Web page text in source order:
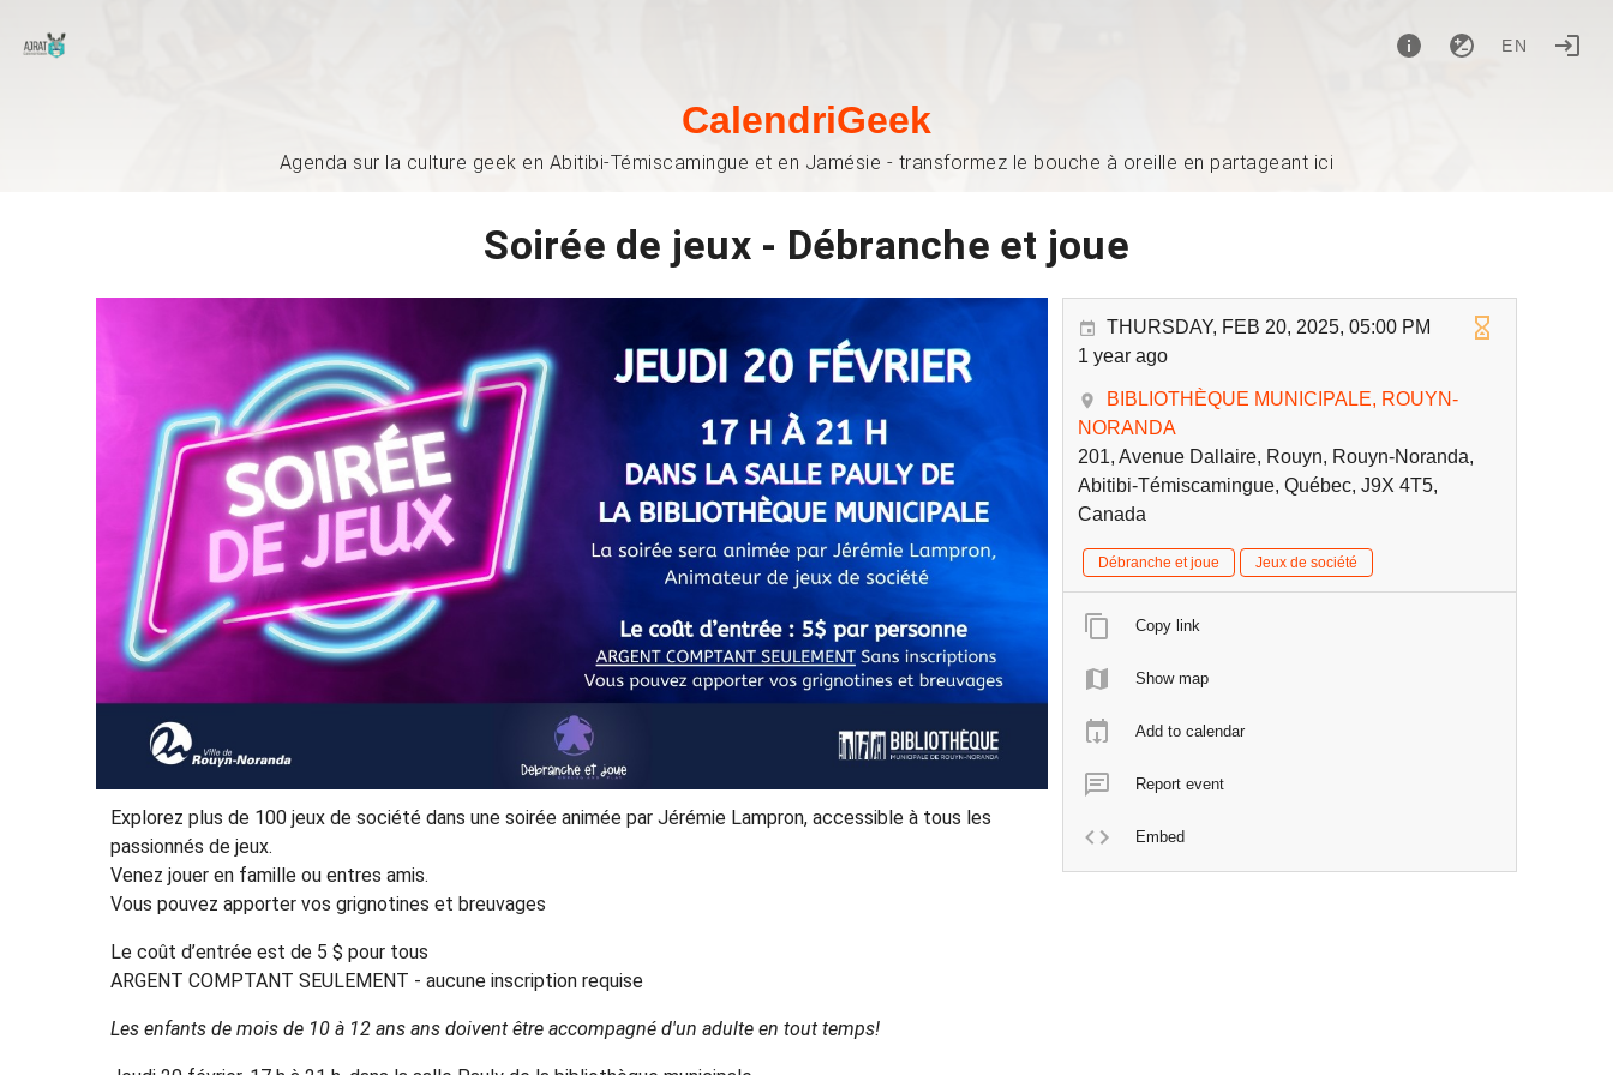
EN
CalendriGeek
Agenda sur la culture geek en Abitibi-Témiscamingue et en Jamésie - transformez le bouche à oreille en partageant ici
Soirée de jeux - Débranche et joue
Explorez plus de 100 jeux de société dans une soirée animée par Jérémie Lampron, accessible à tous les
passionnés de jeux.
Venez jouer en famille ou entres amis.
Vous pouvez apporter vos grignotines et breuvages
Le coût d’entrée est de 5 $ pour tous
ARGENT COMPTANT SEULEMENT - aucune inscription requise
Les enfants de mois de 10 à 12 ans ans doivent être accompagné d'un adulte en tout temps!
THURSDAY, FEB 20, 2025, 05:00 PM
1 year ago
BIBLIOTHÈQUE MUNICIPALE, ROUYN-
NORANDA
201, Avenue Dallaire, Rouyn, Rouyn-Noranda,
Abitibi-Témiscamingue, Québec, J9X 4T5,
Canada
Débranche et joue Jeux de société
Copy link
Show map
Add to calendar
Report event
Embed